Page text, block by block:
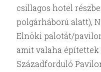
csillagos hotel
polgárháború alatt),
Elnöki palotát/
amit valaha építettek
Századforduló